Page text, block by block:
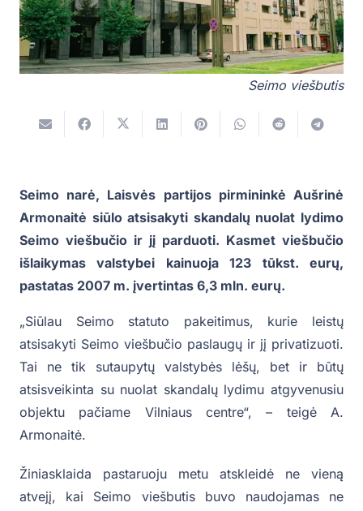
Seimo viešbutis
Seimo narė, Laisvės partijos pirmininkė Aušrinė
Armonaitė siūlo atsisakyti skandalų nuolat lydimo
Seimo viešbučio ir jį parduoti. Kasmet viešbučio
išlaikymas valstybei kainuoja 123 tūkst. eurų,
pastatas 2007 m. įvertintas 6,3 mln. eurų.
„Siūlau Seimo statuto pakeitimus, kurie leistų
atsisakyti Seimo viešbučio paslaugų ir jį privatizuoti.
Tai ne tik sutaupytų valstybės lėšų, bet ir būtų
atsisveikinta su nuolat skandalų lydimu atgyvenusiu
objektu pačiame Vilniaus centre“, – teigė A.
Armonaitė.
Žiniasklaida pastaruoju metu atskleidė ne vieną
atvejį, kai Seimo viešbutis buvo naudojamas ne